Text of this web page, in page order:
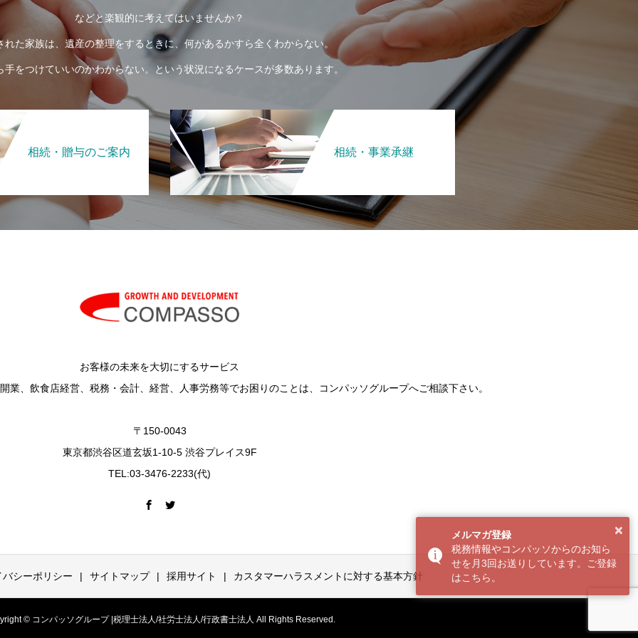
などと楽観的に考えてはいませんか？
れた家族は、遺産の整理をするときに、何があるかすら全くわからない。
手をつけていいのかわからない。という状況になるケースが多数あります。
相続・贈与のご案内 相続・事業承継
お客様の未来を大切にするサービス
業、飲食店経営、税務・会計、経営、人事労務等でお困りのことは、コンパッソグループへご相談下さい。
〒150-0043
東京都渋谷区道玄坂1-10-5 渋谷プレイス9F
TEL:03-3476-2233(代)
バシーポリシー サイトマップ 採用サイト カスタマーハラスメントに対する基本方針
© コンパッソグループ |税理士法人/社労士法人/行政書士法人 All Rights Reserved.
×
メルマガ登録
税務情報やコンパッソからのお知ら
せを月3回お送りしています。ご登録
はこちら。